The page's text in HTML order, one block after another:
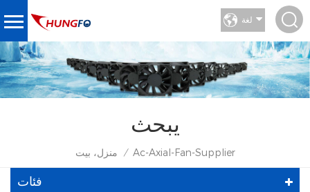
لغة
يبحث
منزل، بيت / Ac-Axial-Fan-Supplier
فئات